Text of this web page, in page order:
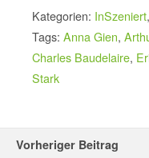
Kategorien: InSzeniert,
Tags: Anna Gien,
Charles Baudelaire,
Stark
Vorheriger Beitrag